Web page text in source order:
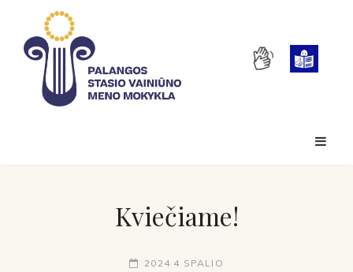
Kviečiame!
2024 4 SPALIO